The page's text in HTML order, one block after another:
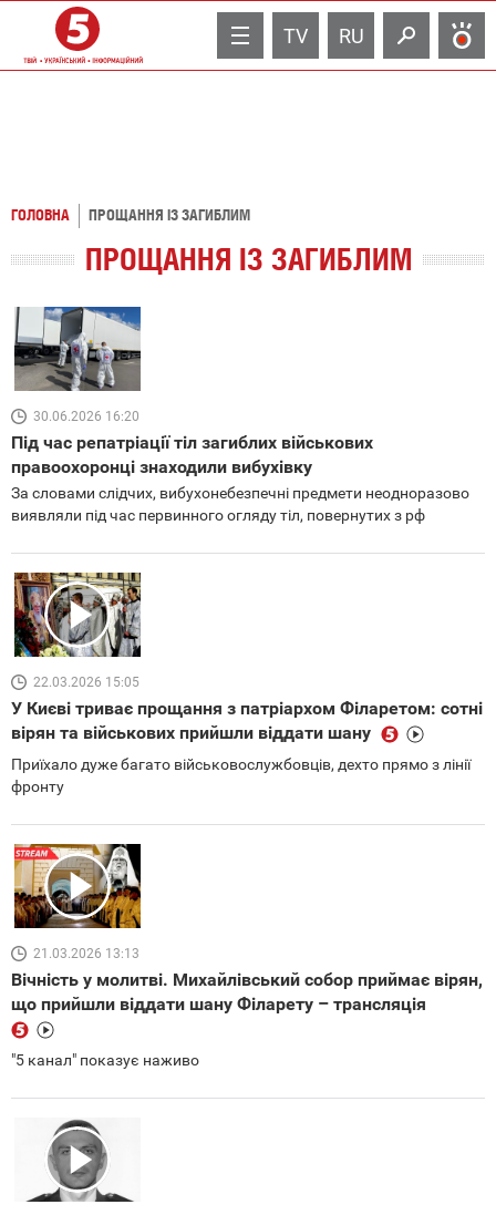
TV RU
ГОЛОВНА ПРОЩАННЯ ІЗ ЗАГИБЛИМ
ПРОЩАННЯ ІЗ ЗАГИБЛИМ
30.06.2026 16:20
Під час репатріації тіл загиблих військових
правоохоронці знаходили вибухівку
За словами слідчих, вибухонебезпечні предмети неодноразово
виявляли під час первинного огляду тіл, повернутих з рф
22.03.2026 15:05
У Києві триває прощання з патріархом Філаретом: сотні
вірян та військових прийшли віддати шану
Приїхало дуже багато військовослужбовців, дехто прямо з лінії
фронту
21.03.2026 13:13
Вічність у молитві. Михайлівський собор приймає вірян,
що прийшли віддати шану Філарету – трансляція
"5 канал" показує наживо